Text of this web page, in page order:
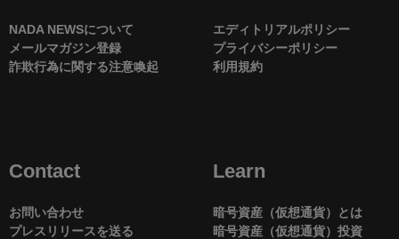
NADA NEWSについて
メールマガジン登録
詐欺行為に関する注意喚起
エディトリアルポリシー
プライバシーポリシー
利用規約
Contact
お問い合わせ
プレスリリースを送る
Learn
暗号資産（仮想通貨）とは
暗号資産（仮想通貨）投資